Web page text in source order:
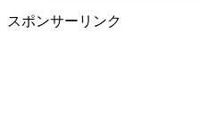
スポンサーリンク